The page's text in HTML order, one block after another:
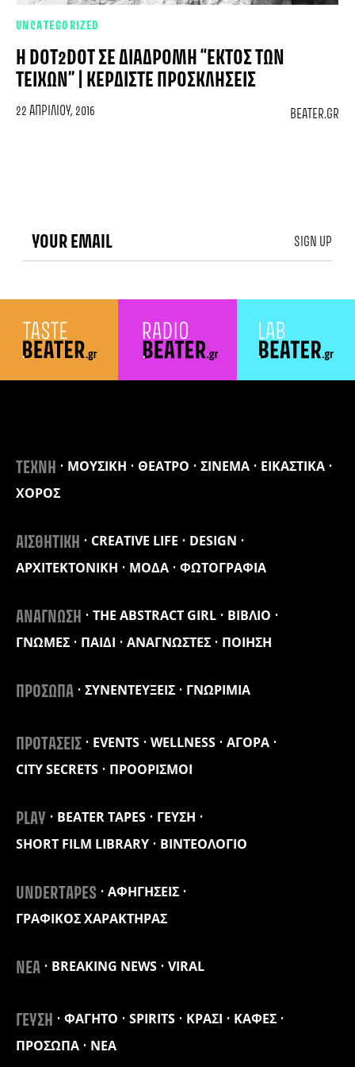
UNCATEGORIZED
Η DOT2DOT ΣΕ ΔΙΑΔΡΟΜΉ “ΕΚΤΌΣ ΤΩΝ
ΤΕΙΧΏΝ” | ΚΕΡΔΊΣΤΕ ΠΡΟΣΚΛΉΣΕΙΣ
22 ΑΠΡΙΛΊΟΥ, 2016 BEATER.GR
ΤΕΧΝΗ ΜΟΥΣΙΚΗ ΘΕΑΤΡΟ ΣΙΝΕΜΑ
ΕΙΚΑΣΤΙΚΑ
ΧΟΡΟΣ
ΑΙΣΘΗΤΙΚΗ CREATIVE LIFE
DESIGN
ΑΡΧΙΤΕΚΤΟΝΙΚΗ
ΜΟΔΑ ΦΩΤΟΓΡΑΦΙΑ
ΑΝΑΓΝΩΣΗ THE ABSTRACT GIRL
ΒΙΒΛΙΟ
ΓΝΩΜΕΣ
ΠΑΙΔΙ ΑΝΑΓΝΩΣΤΕΣ ΠΟΙΗΣΗ
ΠΡΟΣΩΠΑ ΣΥΝΕΝΤΕΥΞΕΙΣ ΓΝΩΡΙΜΙΑ
ΠΡΟΤΑΣΕΙΣ EVENTS WELLNESS
ΑΓΟΡΑ
CITY SECRETS
ΠΡΟΟΡΙΣΜΟΙ
PLAY BEATER TAPES
ΓΕΥΣΗ
SHORT FILM LIBRARY
ΒΙΝΤΕΟΛΟΓΙΟ
UNDERTAPES
ΑΦΗΓΗΣΕΙΣ
ΓΡΑΦΙΚΟΣ ΧΑΡΑΚΤΗΡΑΣ
ΝΕΑ BREAKING NEWS VIRAL
ΓΕΥΣΗ ΦΑΓΗΤΟ SPIRITS ΚΡΑΣΙ
ΚΑΦΕΣ
ΠΡΟΣΩΠΑ
ΝΕΑ
SIGN UP